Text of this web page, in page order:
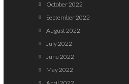
October 2022
September 2022
August 2022
July 2022
June 2022
May 2022